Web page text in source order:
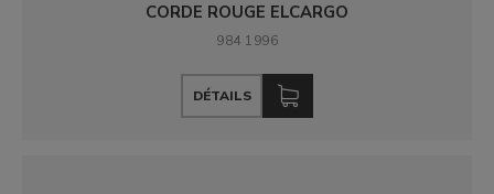
CORDE ROUGE ELCARGO
984 1996
DÉTAILS